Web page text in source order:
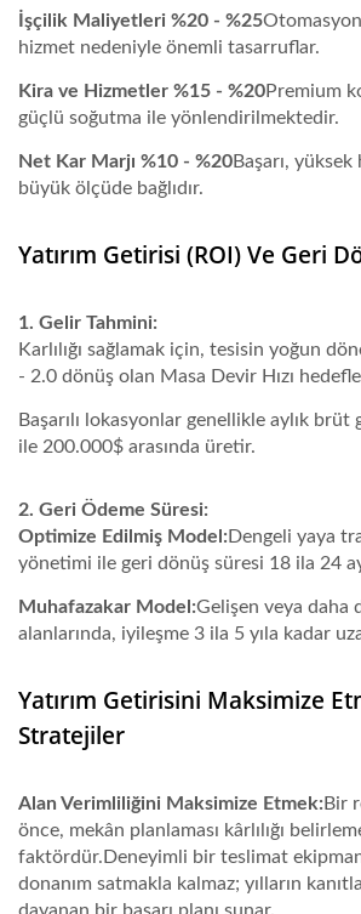
İşçilik Maliyetleri %20 - %25
hizmet nedeniyle önemli tasarruflar.
Kira ve Hizmetler %15 - %20Premium
güçlü soğutma ile yönlendirilmektedir.
Net Kar Marjı %10 - %20Başarı,
büyük ölçüde bağlıdır.
Yatırım Getirisi (ROI) Ve Geri
1. Gelir Tahmini:
Karlılığı sağlamak için, tesisin yoğun
- 2.0 dönüş olan Masa Devir Hızı
Başarılı lokasyonlar genellikle aylık brüt
ile 200.000$ arasında üretir.
2. Geri Ödeme Süresi:
Optimize Edilmiş Model: Dengeli yaya
yönetimi ile geri dönüş süresi 18 ila 24
Muhafazakar Model:Gelişen veya daha
alanlarında, iyileşme 3 ila 5 yıla kadar
Yatırım Getirisini Maksimize
Stratejiler
Alan Verimliliğini Maksimize Etmek: Bir
önce, mekân planlaması kârlılığı
faktördür.Deneyimli bir teslimat
donanım satmakla kalmaz; yılların